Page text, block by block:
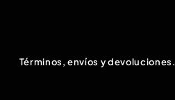
Términos, envíos y devoluciones.